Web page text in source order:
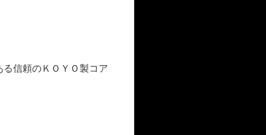
信頼のＫＯＹＯ製コア